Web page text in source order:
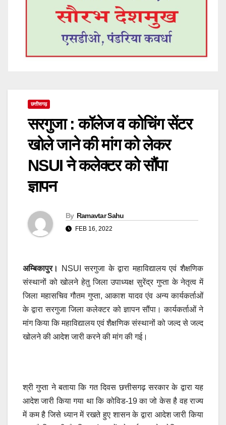
छत्तीसगढ़
सरगुजा : कॉलेज व कोचिंग सेंटर
खोले जाने की मांग को लेकर
NSUI ने कलेक्टर को सौंपा
ज्ञापन
By Ramavtar Sahu
FEB 16, 2022
अम्बिकापुर।
NSUI सरगुजा के द्वारा महाविद्यालय एवं शैक्षणिक
संस्थानों को खोलने हेतु जिला उपाध्यक्ष सुरेंद्र गुप्ता के नेतृत्व में
जिला महासचिव गौतम गुप्ता, आकाश यादव एंव अन्य कार्यकर्ताओं
के द्वारा सरगुजा जिला कलेक्टर को ज्ञापन सौंपा। कार्यकर्ताओं ने
मांग किया कि महाविद्यालय एवं शैक्षणिक संस्थानों को जल्द से जल्द
खोलने की आदेश जारी करने की मांग की गई।
श्री गुप्ता ने बताया कि गत दिवस छत्तीसगढ़ सरकार के द्वारा यह
आदेश जारी किया गया था कि कोविड-19 का जो केस है वह राज्य
में कम है जिसे ध्यान में रखते हुए शासन के द्वारा आदेश जारी किया